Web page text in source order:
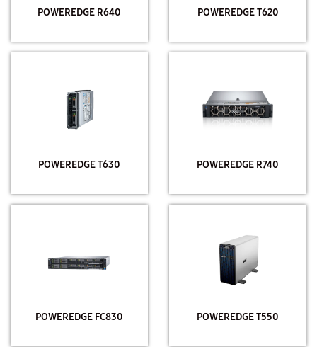
POWEREDGE R640 POWEREDGE T620
POWEREDGE T630 POWEREDGE R740
POWEREDGE FC830 POWEREDGE T550